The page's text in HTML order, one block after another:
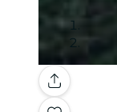
Galería